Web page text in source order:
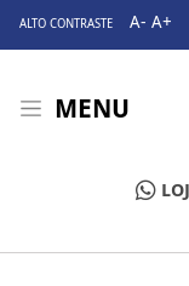
ALTO CONTRASTE A- A+
MENU